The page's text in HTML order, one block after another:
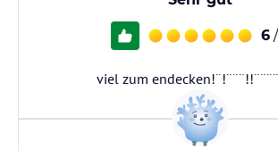
6
viel zum